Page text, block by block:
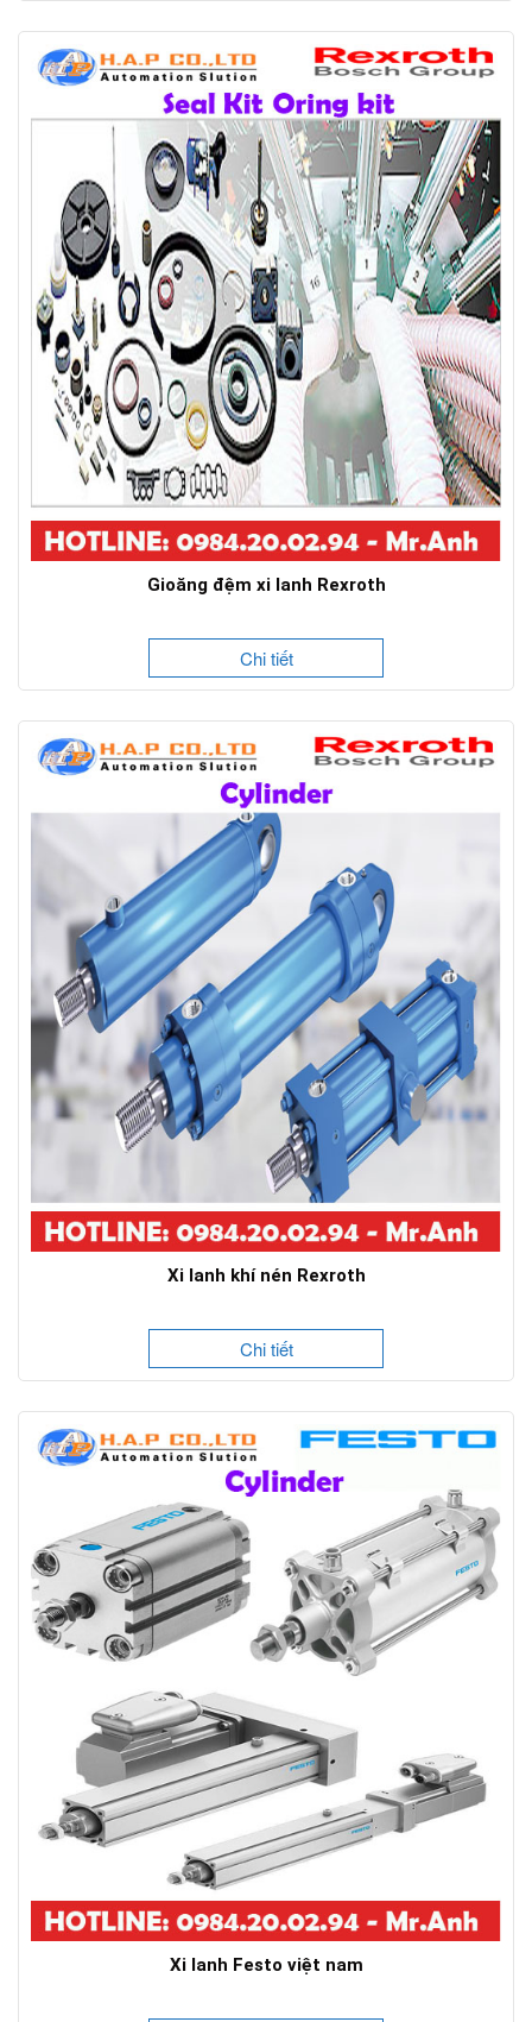
Gioăng đệm xi lanh Rexroth
Chi tiết
Xi lanh khí nén Rexroth
Chi tiết
Xi lanh Festo việt nam